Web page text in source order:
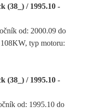
(38_) / 1995.10 -
od: 2000.09 do
typ motoru:
(38_) / 1995.10 -
od: 1995.10 do